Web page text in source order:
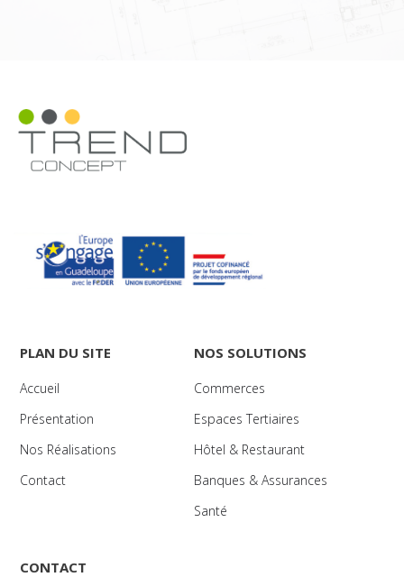
PLAN DU SITE
Accueil
Présentation
Nos Réalisations
Contact
NOS SOLUTIONS
Commerces
Espaces Tertiaires
Hôtel & Restaurant
Banques & Assurances
Santé
CONTACT